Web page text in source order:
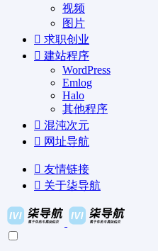
视频
图片
求职创业
建站程序
WordPress
Emlog
Halo
其他程序
混沌次元
网址导航
友情链接
关于柒导航